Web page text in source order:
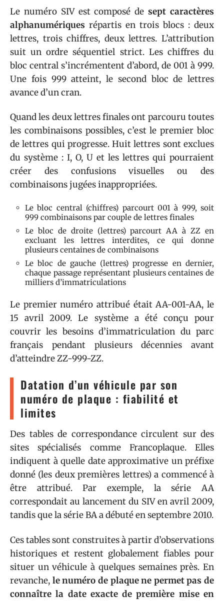
Le numéro SIV est composé desept caractères
alphanumériques répartis en trois blocs : deux
lettres, trois chiffres, deux lettres. L’attribution
suit un ordre séquentiel strict. Les chiffres du
bloc central s’incrémentent d’abord, de 001 à 999.
Une fois 999 atteint, le second bloc de lettres
avance d’un cran.
Quand les deux lettres finales ont parcouru toutes
les combinaisons possibles, c’est le premier bloc
de lettres qui progresse. Huit lettres sont exclues
du système : I, O, U et les lettres qui pourraient
créer des confusions visuelles ou des
combinaisons jugées inappropriées.
Le bloc central (chiffres) parcourt 001 à 999, soit
999 combinaisons par couple de lettres finales
Le bloc de droite (lettres) parcourt AA à ZZ en
excluant les lettres interdites, ce qui donne
plusieurs centaines de combinaisons
Le bloc de gauche (lettres) progresse en dernier,
chaque passage représentant plusieurs centaines de
milliers d’immatriculations
Le premier numéro attribué était AA-001-AA, le
15 avril 2009. Le système a été conçu pour
couvrir les besoins d’immatriculation du parc
français pendant plusieurs décennies avant
d’atteindre ZZ-999-ZZ.
Datation d’un véhicule par son
numéro de plaque : fiabilité et
limites
Des tables de correspondance circulent sur des
sites spécialisés comme Francoplaque. Elles
indiquent à quelle date approximative un préfixe
donné (les deux premières lettres) a commencé à
être attribué. Par exemple, la série AA
correspondait au lancement du SIV en avril 2009,
tandis que la série BA a débuté en septembre 2010.
Ces tables sont construites à partir d’observations
historiques et restent globalement fiables pour
situer un véhicule à quelques semaines près. En
revanche, le numéro de plaque ne permet pas de
connaître la date exacte de première mise en